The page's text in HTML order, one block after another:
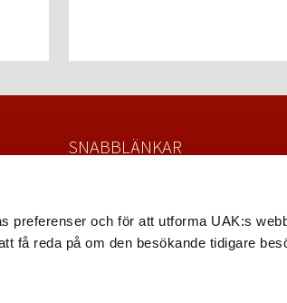
preferenser och för att utforma UAK:s
få reda på om den besökande tidigare
SNABBLÄNKAR
Nyhetsbrev
Fullständiga villkor